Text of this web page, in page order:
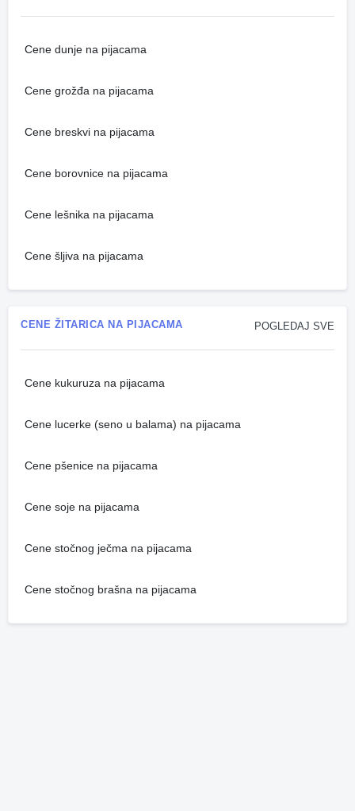
Cene dunje na pijacama
Cene grožđa na pijacama
Cene breskvi na pijacama
Cene borovnice na pijacama
Cene lešnika na pijacama
Cene šljiva na pijacama
POGLEDAJ SVE
CENE ŽITARICA NA PIJACAMA
Cene kukuruza na pijacama
Cene lucerke (seno u balama) na pijacama
Cene pšenice na pijacama
Cene soje na pijacama
Cene stočnog ječma na pijacama
Cene stočnog brašna na pijacama